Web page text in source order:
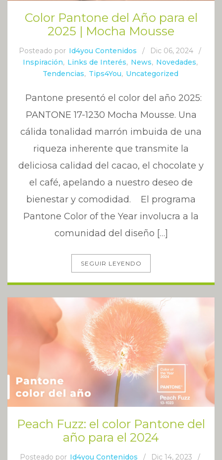
Color Pantone del Año para el
2025 | Mocha Mousse
Posteado por Id4you Contenidos / Dic 06, 2024
/
Inspiración, Links de Interés, News, Novedades,
Tendencias, Tips4You, Uncategorized
Pantone presentó el color del año 2025:
PANTONE 17-1230 Mocha Mousse. Una
cálida tonalidad marrón imbuida de una
riqueza inherente que transmite la
deliciosa calidad del cacao, el chocolate y
el café, apelando a nuestro deseo de
bienestar y comodidad. El programa
Pantone Color of the Year involucra a la
comunidad del diseño […]
SEGUIR LEYENDO
Peach Fuzz: el color Pantone del
año para el 2024
Posteado por Id4you Contenidos / Dic 14, 2023 /